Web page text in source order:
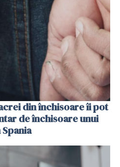
din închisoare îi pot
de închisoare unui